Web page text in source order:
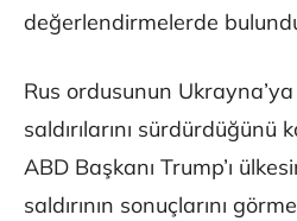
değerlendirmelerde
Rus ordusunun
saldırılarını sürdürdüğünü
ABD Başkanı Trump’ı
saldırının sonuçlarını